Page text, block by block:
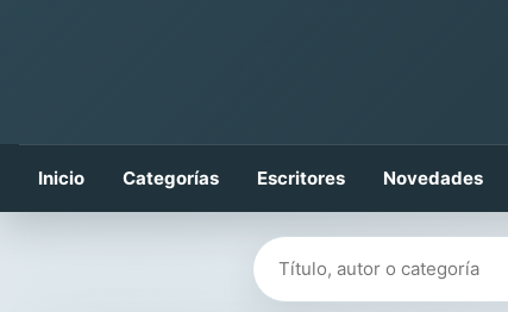
Inicio Categorías Escritores Novedades
Buscar libros